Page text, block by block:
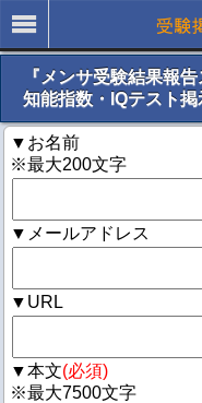
『メンサ受験結果報
知能指数・IQテスト掲
▼お名前
※最大200文字
▼メールアドレス
▼URL
▼本文(必須)
※最大7500文字